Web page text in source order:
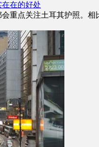
在的好处
重点关注土耳其护照。